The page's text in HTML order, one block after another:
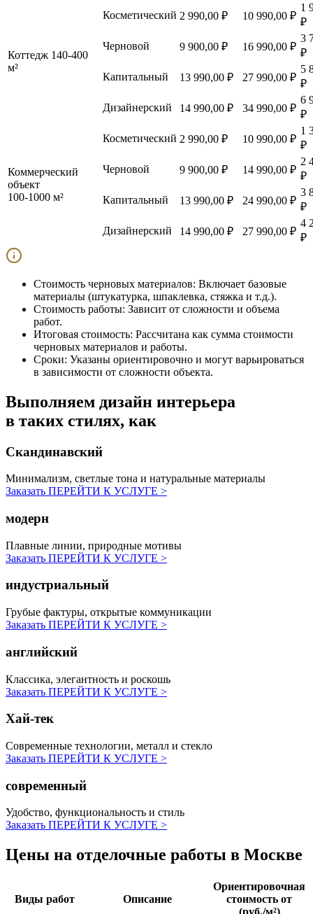
Коттедж 140-400
м²
Косметический 2 990,00 ₽ 10 990,00 ₽
1
₽
Черновой
9 900,00 ₽ 16 990,00 ₽
3
₽
Капитальный
13 990,00 ₽ 27 990,00 ₽
5
₽
Дизайнерский
14 990,00 ₽ 34 990,00 ₽
6
₽
Коммерческий
объект
100-1000 м²
Косметический 2 990,00 ₽ 10 990,00 ₽
1
₽
Черновой
9 900,00 ₽ 14 990,00 ₽
2
₽
Капитальный
13 990,00 ₽ 24 990,00 ₽
3
₽
Дизайнерский
14 990,00 ₽ 27 990,00 ₽
4
₽
Стоимость черновых материалов: Включает базовые
материалы (штукатурка, шпаклевка, стяжка и т.д.).
Стоимость работы: Зависит от сложности и объема
работ.
Итоговая стоимость: Рассчитана как сумма стоимости
черновых материалов и работы.
Сроки: Указаны ориентировочно и могут варьироваться
в зависимости от сложности объекта.
Выполняем дизайн интерьера
в таких стилях, как
Скандинавский
Минимализм, светлые тона и натуральные материалы
Заказать ПЕРЕЙТИ К УСЛУГЕ >
модерн
Плавные линии, природные мотивы
Заказать ПЕРЕЙТИ К УСЛУГЕ >
индустриальный
Грубые фактуры, открытые коммуникации
Заказать ПЕРЕЙТИ К УСЛУГЕ >
английский
Классика, элегантность и роскошь
Заказать ПЕРЕЙТИ К УСЛУГЕ >
Хай-тек
Современные технологии, металл и стекло
Заказать ПЕРЕЙТИ К УСЛУГЕ >
современный
Удобство, функциональность и стиль
Заказать ПЕРЕЙТИ К УСЛУГЕ >
Цены на отделочные работы в Москве
Виды работ Описание
Ориентировочная
стоимость от